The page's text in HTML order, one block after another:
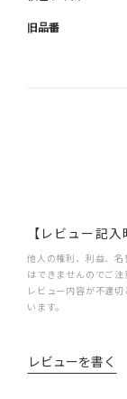
旧品番
【レビュー記入
他人の権利、利益、
はできませんのでご注
レビュー内容が不適
います。
レビューを書く